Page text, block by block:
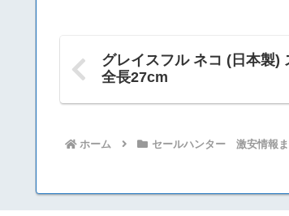
グレイスフル ネコ (日本製)
全長27cm
ホーム セールハンター 激安情報ま